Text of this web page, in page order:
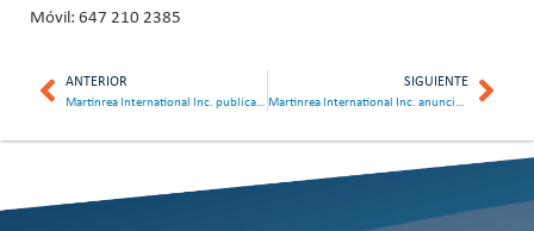
Móvil: 647 210 2385
ANTERIOR SIGUIENTE